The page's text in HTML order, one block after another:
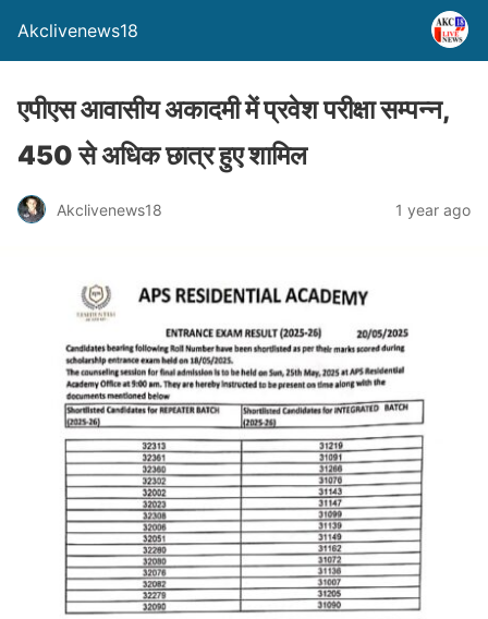
Akclivenews18
एपीएस आवासीय अकादमी में प्रवेश परीक्षा सम्पन्न,
450 से अधिक छात्र हुए शामिल
Akclivenews18 1 year ago